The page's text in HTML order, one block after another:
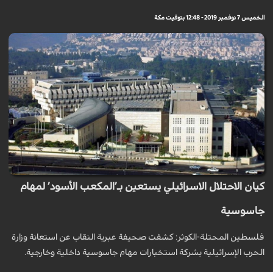
الخميس 7 نوفمبر 2019 - 12:48 بتوقيت مكة
كيان الاحتلال الاسرائيلي يستعين بـ’المكعب الأسود’ لمهام
جاسوسية
فلسطين المحتلة-الكوثر: كشفت صحيفة عبرية النقاب عن استعانة وزارة
الحرب الإسرائيلية بشركة استخبارات مهام جاسوسية داخلية وخارجية.